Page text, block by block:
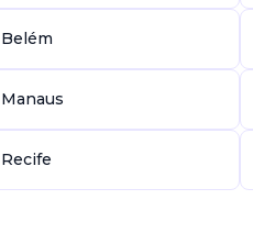
Praia de Belas, Porto Alegre /
Estamos em busca de
comprometidopara integrar
diretamente na condução e
alto...
Vaga De Advogada
Belém
Manaus
Recife